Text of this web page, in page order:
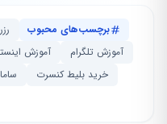
برچسب‌های محبوب
آموزش تلگرام
آموزش
خرید بلیط کنسرت